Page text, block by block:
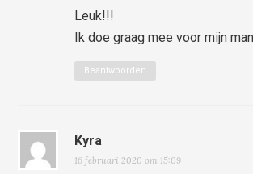
Leuk!!!
Ik doe graag mee voor mijn man
Beantwoorden
Kyra
16 februari 2020 om 15:09